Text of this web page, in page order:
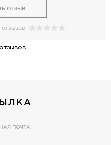
ОТЗЫВ
отзывов